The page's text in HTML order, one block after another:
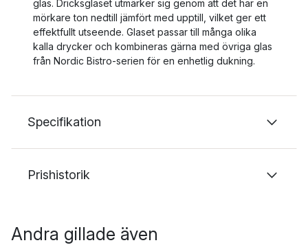
glas. Dricksglaset utmärker sig genom att det har en
mörkare ton nedtill jämfört med upptill, vilket ger ett
effektfullt utseende. Glaset passar till många olika
kalla drycker och kombineras gärna med övriga glas
från Nordic Bistro-serien för en enhetlig dukning.
Specifikation
Prishistorik
Andra gillade även